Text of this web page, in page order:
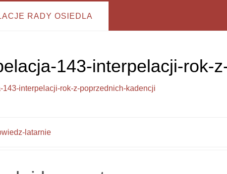
RADY OSIEDLA
143-interpelacji-rok-
143-interpelacji-rok-z-poprzednich-kadencji
latarnie